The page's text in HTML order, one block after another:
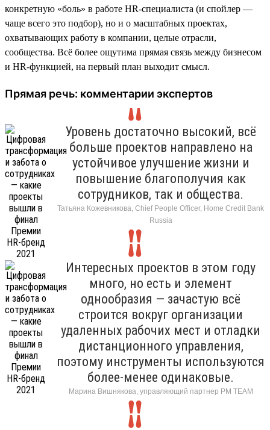
конкретную «боль» в работе HR-специалиста (и спойлер —
чаще всего это подбор), но и о масштабных проектах,
охватывающих работу в компании, целые отрасли,
сообщества. Всё более ощутима прямая связь между бизнесом
и HR-функцией, на первый план выходит смысл.
Прямая речь: комментарии экспертов
Уровень достаточно высокий, всё
больше проектов направлено на
устойчивое улучшение жизни и
повышение благополучия как
сотрудников, так и общества.
Татьяна Кожевникова, Chief People Officer, Home Credit Bank
Russia
Интересных проектов в этом году
много, но есть и элемент
однообразия — зачастую всё
строится вокруг организации
удаленных рабочих мест и отладки
дистанционного управления,
поэтому инструменты используются
более-менее одинаковые.
Марина Вишнякова, управляющий партнер РМ ТЕАМ